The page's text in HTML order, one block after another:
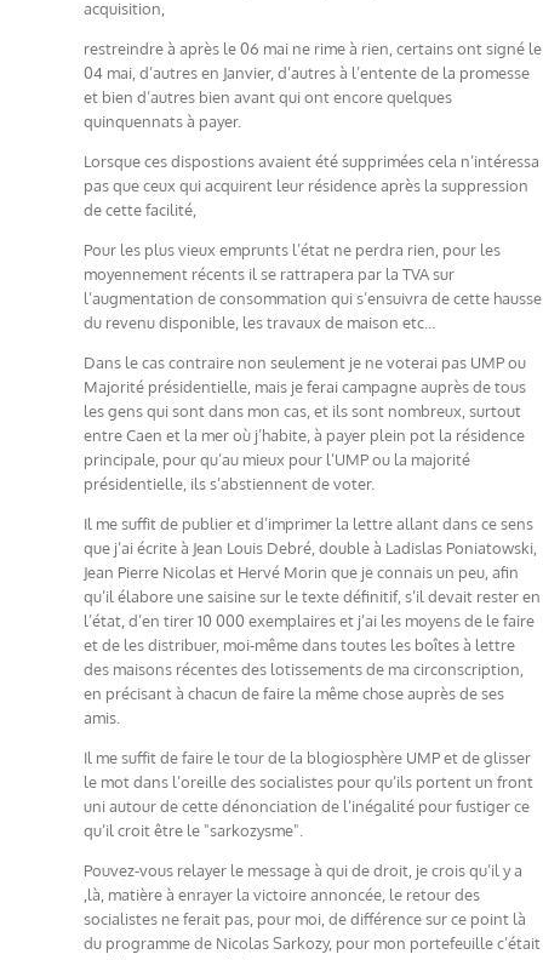
acquisition,
restreindre à après le 06 mai ne rime à rien, certains ont signé le
04 mai, d’autres en Janvier, d’autres à l’entente de la promesse
et bien d’autres bien avant qui ont encore quelques
quinquennats à payer.
Lorsque ces dispostions avaient été supprimées cela n’intéressa
pas que ceux qui acquirent leur résidence après la suppression
de cette facilité,
Pour les plus vieux emprunts l’état ne perdra rien, pour les
moyennement récents il se rattrapera par la TVA sur
l’augmentation de consommation qui s’ensuivra de cette hausse
du revenu disponible, les travaux de maison etc…
Dans le cas contraire non seulement je ne voterai pas UMP ou
Majorité présidentielle, mais je ferai campagne auprès de tous
les gens qui sont dans mon cas, et ils sont nombreux, surtout
entre Caen et la mer où j’habite, à payer plein pot la résidence
principale, pour qu’au mieux pour l’UMP ou la majorité
présidentielle, ils s’abstiennent de voter.
Il me suffit de publier et d’imprimer la lettre allant dans ce sens
que j’ai écrite à Jean Louis Debré, double à Ladislas Poniatowski,
Jean Pierre Nicolas et Hervé Morin que je connais un peu, afin
qu’il élabore une saisine sur le texte définitif, s’il devait rester en
l’état, d’en tirer 10 000 exemplaires et j’ai les moyens de le faire
et de les distribuer, moi-même dans toutes les boîtes à lettre
des maisons récentes des lotissements de ma circonscription,
en précisant à chacun de faire la même chose auprès de ses
amis.
Il me suffit de faire le tour de la blogiosphère UMP et de glisser
le mot dans l’oreille des socialistes pour qu’ils portent un front
uni autour de cette dénonciation de l’inégalité pour fustiger ce
qu’il croit être le "sarkozysme".
Pouvez-vous relayer le message à qui de droit, je crois qu’il y a
,là, matière à enrayer la victoire annoncée, le retour des
socialistes ne ferait pas, pour moi, de différence sur ce point là
du programme de Nicolas Sarkozy, pour mon portefeuille c’était